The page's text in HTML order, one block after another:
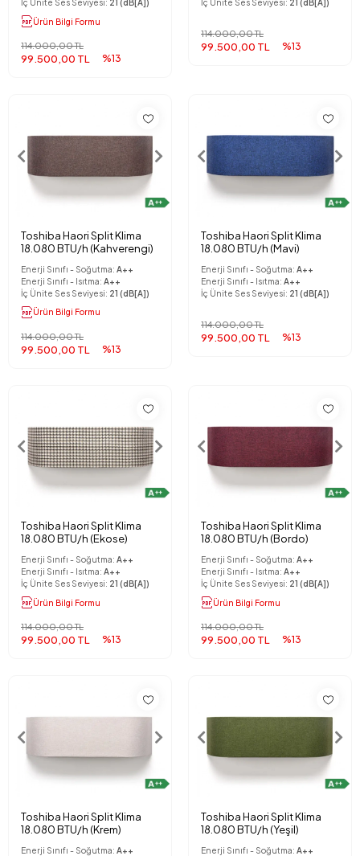
İç Ünite Ses Seviyesi: 21 (dB[A])
Ürün Bilgi Formu
99.500,00 TL
114.000,00 TL
%13
İç Ünite Ses Seviyesi: 21 (dB[A])
99.500,00 TL
114.000,00 TL
%13
Toshiba Haori Split Klima
18.080 BTU/h (Kahverengi)
Enerji Sınıfı - Soğutma: A++
Enerji Sınıfı - Isıtma: A++
İç Ünite Ses Seviyesi: 21 (dB[A])
Ürün Bilgi Formu
99.500,00 TL
114.000,00 TL
%13
Toshiba Haori Split Klima
18.080 BTU/h (Mavi)
Enerji Sınıfı - Soğutma: A++
Enerji Sınıfı - Isıtma: A++
İç Ünite Ses Seviyesi: 21 (dB[A])
99.500,00 TL
114.000,00 TL
%13
Toshiba Haori Split Klima
18.080 BTU/h (Ekose)
Enerji Sınıfı - Soğutma: A++
Enerji Sınıfı - Isıtma: A++
İç Ünite Ses Seviyesi: 21 (dB[A])
Ürün Bilgi Formu
99.500,00 TL
114.000,00 TL
%13
Toshiba Haori Split Klima
18.080 BTU/h (Bordo)
Enerji Sınıfı - Soğutma: A++
Enerji Sınıfı - Isıtma: A++
İç Ünite Ses Seviyesi: 21 (dB[A])
Ürün Bilgi Formu
99.500,00 TL
114.000,00 TL
%13
Toshiba Haori Split Klima
18.080 BTU/h (Krem)
Enerji Sınıfı - Soğutma: A++
Toshiba Haori Split Klima
18.080 BTU/h (Yeşil)
Enerji Sınıfı - Soğutma: A++